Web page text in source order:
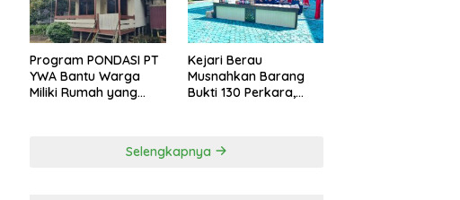
Anggaran
Program PONDASI PT
YWA Bantu Warga
Miliki Rumah yang
Kejari Berau
Musnahkan Barang
Bukti 130 Perkara,
Selengkapnya